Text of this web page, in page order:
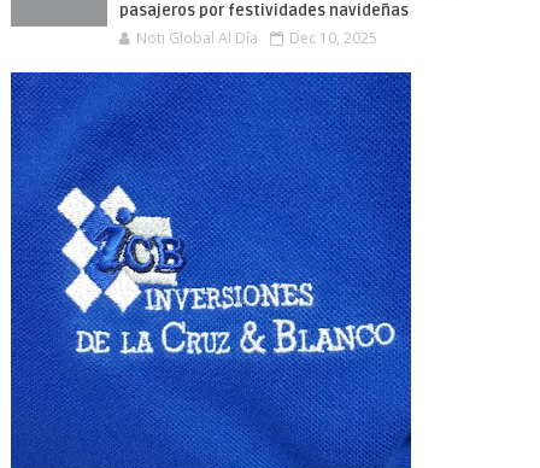
pasajeros por festividades navideñas
Noti Global Al Día Dec 10, 2025